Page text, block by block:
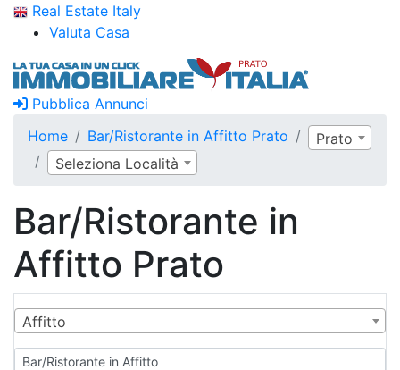
Real Estate Italy
Valuta Casa
Pubblica Annunci
Home
Bar/Ristorante in Affitto Prato
Prato
Seleziona Località
Bar/Ristorante in
Affitto Prato
Affitto
Bar/Ristorante in Affitto